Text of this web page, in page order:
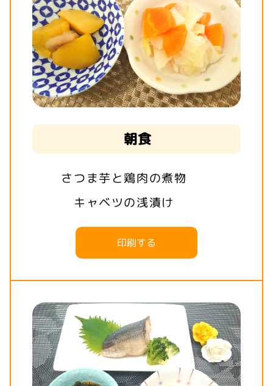
朝食
さつま芋と鶏肉の煮物
キャベツの浅漬け
印刷する